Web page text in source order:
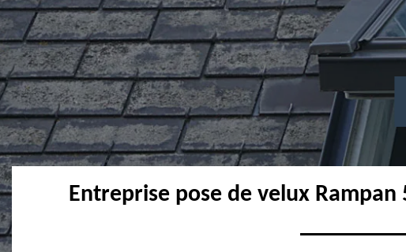
Entreprise pose de velux